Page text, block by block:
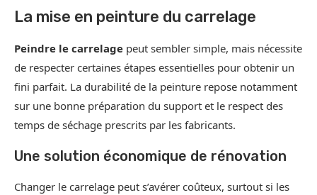
La mise en peinture du carrelage
Peindre le carrelage peut sembler simple, mais nécessite
de respecter certaines étapes essentielles pour obtenir un
fini parfait. La durabilité de la peinture repose notamment
sur une bonne préparation du support et le respect des
temps de séchage prescrits par les fabricants.
Une solution économique de rénovation
Changer le carrelage peut s’avérer coûteux, surtout si les